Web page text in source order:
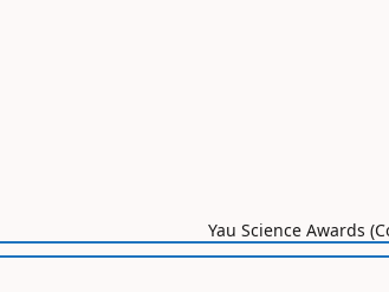
Yau Science Awards